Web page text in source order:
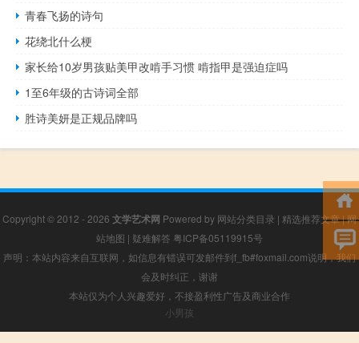
青春飞扬的诗句
花绕北什么梗
家长给10岁男孩贴美甲改啃手习惯 啃指甲是强迫症吗
1至6年级的古诗词全部
胜诗美妍是正规品牌吗
Copyright © 2012 - 2026 文学艺术网 Powered by 网站分类目录 | 精选推荐文章|网
站地图 | 疑难解答 粤ICP备05119915号
声明：本站内容来自互联网，如信息有错误可发邮件到f_fb#foxmail.com说明，我们
会及时纠正，谢谢
本站仅为个人兴趣爱好，不接盈利性广告及商业合作
小男孩